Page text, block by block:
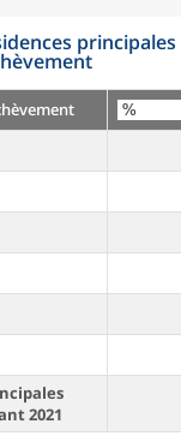
2021